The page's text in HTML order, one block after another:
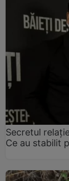
Secretul
Ce au stabilit